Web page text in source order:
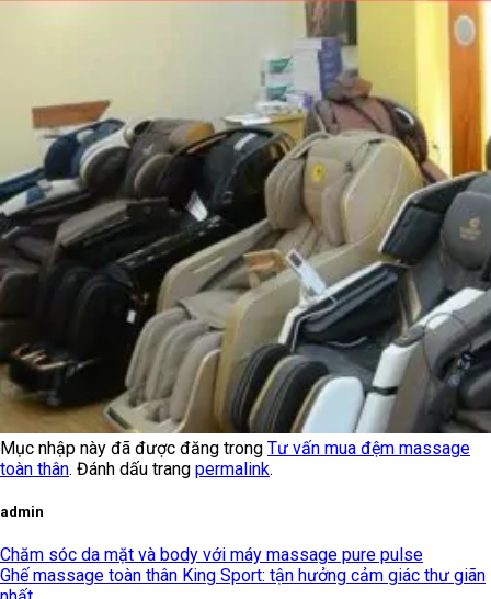
Mục nhập này đã được đăng trong Tư vấn mua đệm massage
toàn thân. Đánh dấu trang permalink.
admin
Chăm sóc da mặt và body với máy massage pure pulse
Ghế massage toàn thân King Sport: tận hưởng cảm giác thư giãn